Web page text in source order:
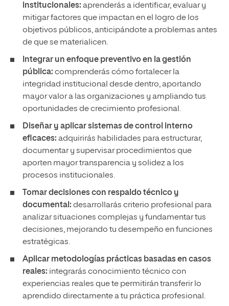
institucionales: aprenderás a identificar, evaluar y
mitigar factores que impactan en el logro de los
objetivos públicos, anticipándote a problemas antes
de que se materialicen.
Integrar un enfoque preventivo en la gestión
pública: comprenderás cómo fortalecer la
integridad institucional desde dentro, aportando
mayor valor a las organizaciones y ampliando tus
oportunidades de crecimiento profesional.
Diseñar y aplicar sistemas de control interno
eficaces: adquirirás habilidades para estructurar,
documentar y supervisar procedimientos que
aporten mayor transparencia y solidez a los
procesos institucionales.
Tomar decisiones con respaldo técnico y
documental: desarrollarás criterio profesional para
analizar situaciones complejas y fundamentar tus
decisiones, mejorando tu desempeño en funciones
estratégicas.
Aplicar metodologías prácticas basadas en casos
reales: integrarás conocimiento técnico con
experiencias reales que te permitirán transferir lo
aprendido directamente a tu práctica profesional.